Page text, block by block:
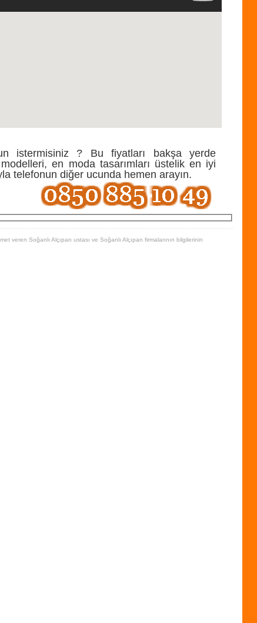
istermisiniz ? Bu fiyatları bakşa yerde
en moda tasarımları üstelik en iyi
telefonun diğer ucunda hemen arayın.
veren Soğanlı Alçıpan ustası ve Soğanlı Alçıpan firmalarının bilgilerinin